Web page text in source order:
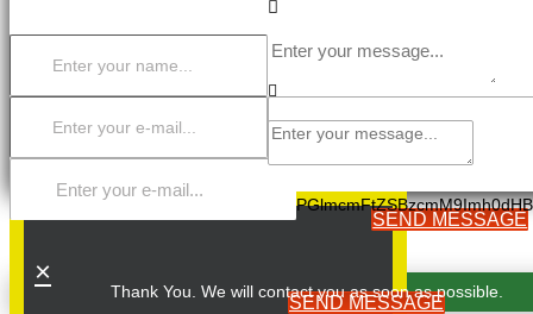
SEND MESSAGE
SEND MESSAGE
×
Thank You. We will contact you as soon as possible.